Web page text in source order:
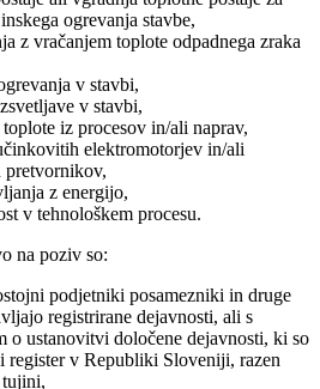
ogrevanja stavbe,
z vračanjem toplote odpadnega zraka
v stavbi,
v stavbi,
iz procesov in/ali naprav,
elektromotorjev in/ali
pretvornikov,
z energijo,
v tehnološkem procesu.
na poziv so:
podjetniki posamezniki in druge
registrirane dejavnosti, ali s
o ustanovitvi določene dejavnosti, ki so
register v Republiki Sloveniji, razen